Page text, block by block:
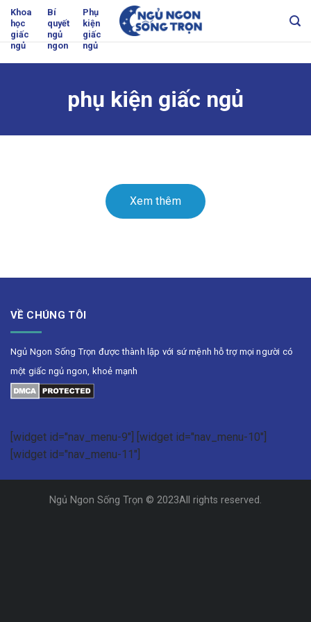
Skip
content
Khoa
học
giấc
ngủ
Bí
quyết
ngủ
ngon
Phụ
kiện
giấc
ngủ
phụ kiện giấc ngủ
Xem thêm
VỀ CHÚNG TÔI
Ngủ Ngon Sống Trọn được thành lập với sứ mệnh hỗ trợ mọi người có
một giấc ngủ ngon, khoẻ mạnh
[widget id="nav_menu-9"] [widget id="nav_menu-10"]
[widget id="nav_menu-11"]
Ngủ Ngon Sống Trọn © 2023All rights reserved.